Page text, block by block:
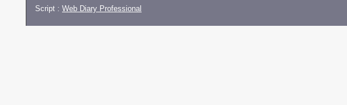
Script : Web Diary Professional